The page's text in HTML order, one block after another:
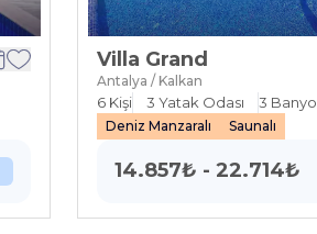
Villa Grand
Antalya / Kalkan
6Kişi 3 Yatak Odası 3 Banyo
Deniz Manzaralı Saunalı
14.857₺ - 22.714₺